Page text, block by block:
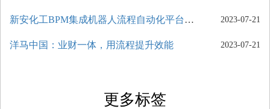
新安化工BPM集成机器人流程自动化平台案例 2023-07-21
洋马中国：业财一体，用流程提升效能 2023-07-21
更多标签